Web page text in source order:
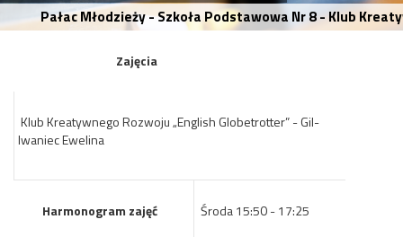
Pałac Młodzieży - Szkoła Podstawowa Nr 8 - Klub
Zajęcia
Klub Kreatywnego Rozwoju „English Globetrotter” - Gil-
Iwaniec Ewelina
Harmonogram zajęć Środa 15:50 - 17:25